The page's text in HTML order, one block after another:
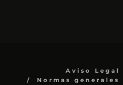
Aviso Legal
Normas